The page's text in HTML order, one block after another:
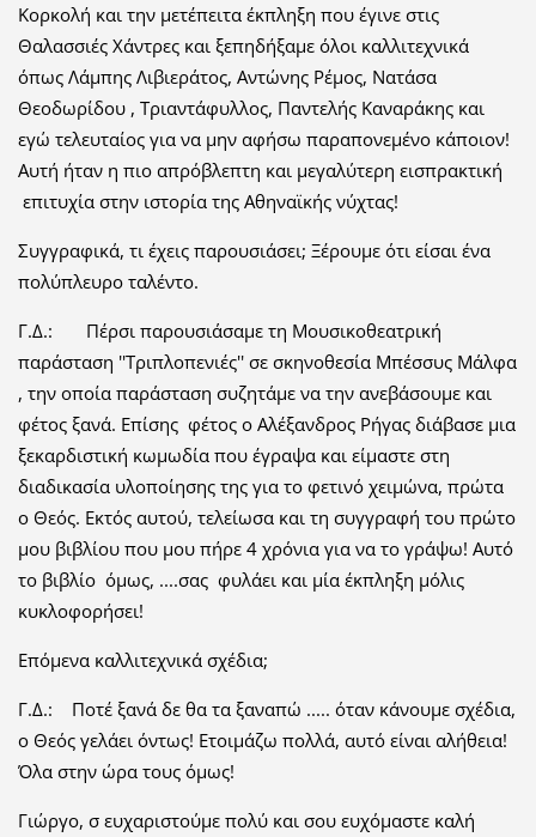
Κορκολή και την μετέπειτα έκπληξη που έγινε στις
Θαλασσιές Χάντρες και ξεπηδήξαμε όλοι καλλιτεχνικά
όπως Λάμπης Λιβιεράτος, Αντώνης Ρέμος, Νατάσα
Θεοδωρίδου , Τριαντάφυλλος, Παντελής Καναράκης και
εγώ τελευταίος για να μην αφήσω παραπονεμένο κάποιον!
Αυτή ήταν η πιο απρόβλεπτη και μεγαλύτερη εισπρακτική
επιτυχία στην ιστορία της Αθηναϊκής νύχτας!
Συγγραφικά, τι έχεις παρουσιάσει; Ξέρουμε ότι είσαι ένα
πολύπλευρο ταλέντο.
Γ.Δ.: Πέρσι παρουσιάσαμε τη Μουσικοθεατρική
παράσταση ''Τριπλοπενιές'' σε σκηνοθεσία Μπέσσυς Μάλφα
, την οποία παράσταση συζητάμε να την ανεβάσουμε και
φέτος ξανά. Επίσης φέτος ο Αλέξανδρος Ρήγας διάβασε μια
ξεκαρδιστική κωμωδία που έγραψα και είμαστε στη
διαδικασία υλοποίησης της για το φετινό χειμώνα, πρώτα
ο Θεός. Εκτός αυτού, τελείωσα και τη συγγραφή του πρώτο
μου βιβλίου που μου πήρε 4 χρόνια για να το γράψω! Αυτό
το βιβλίο όμως, ....σας φυλάει και μία έκπληξη μόλις
κυκλοφορήσει!
Επόμενα καλλιτεχνικά σχέδια;
Γ.Δ.: Ποτέ ξανά δε θα τα ξαναπώ ..... όταν κάνουμε σχέδια,
ο Θεός γελάει όντως! Ετοιμάζω πολλά, αυτό είναι αλήθεια!
Όλα στην ώρα τους όμως!
Γιώργο, σ ευχαριστούμε πολύ και σου ευχόμαστε καλή